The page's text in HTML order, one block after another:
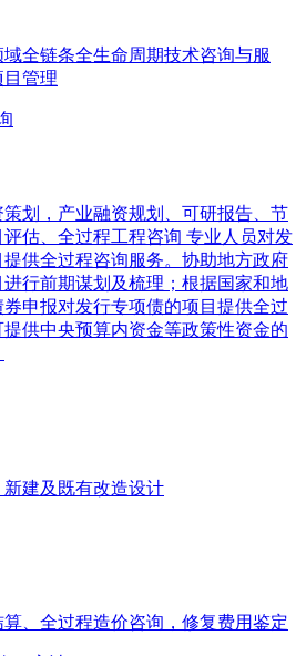
全链条全生命周期技术咨询与服
管理
划，产业融资规划、可研报告、节
估、全过程工程咨询 专业人员对发
供全过程咨询服务。协助地方政府
行前期谋划及梳理；根据国家和地
申报对发行专项债的项目提供全过
供中央预算内资金等政策性资金的
建及既有改造设计
、全过程造价咨询，修复费用鉴定